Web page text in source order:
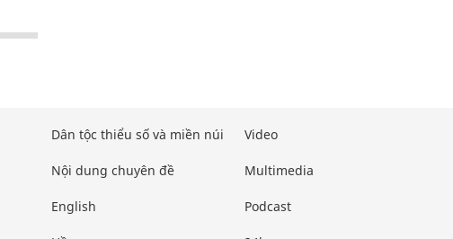
Dân tộc thiểu số và miền núi
Nội dung chuyên đề
English
Video
Multimedia
Podcast